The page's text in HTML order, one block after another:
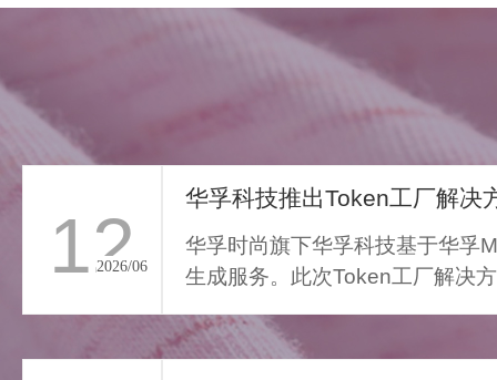
>
12
2026/06
华孚科技推出Token工厂解决
华孚时尚旗下华孚科技基于华孚
生成服务。此次Token工厂解决